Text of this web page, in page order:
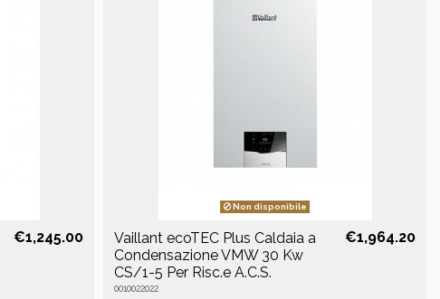
€1,245.00
Non disponibile
Vaillant ecoTEC Plus Caldaia a
Condensazione VMW 30 Kw
CS/1-5 Per Risc.e A.C.S.
0010022022
€1,964.20